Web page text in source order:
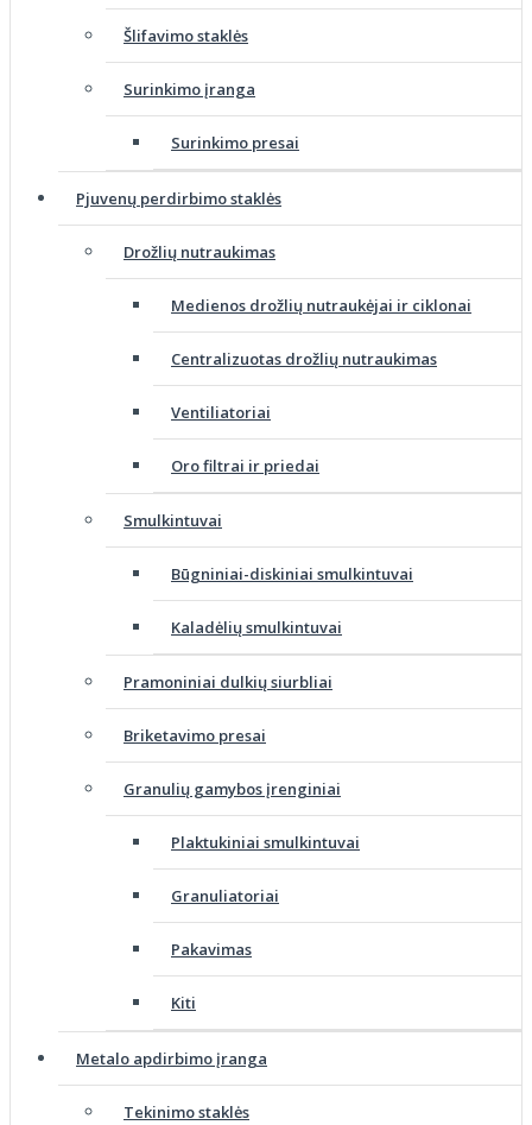
Šlifavimo staklės
Surinkimo įranga
Surinkimo presai
Pjuvenų perdirbimo staklės
Drožlių nutraukimas
Medienos drožlių nutraukėjai ir ciklonai
Centralizuotas drožlių nutraukimas
Ventiliatoriai
Oro filtrai ir priedai
Smulkintuvai
Būgniniai-diskiniai smulkintuvai
Kaladėlių smulkintuvai
Pramoniniai dulkių siurbliai
Briketavimo presai
Granulių gamybos įrenginiai
Plaktukiniai smulkintuvai
Granuliatoriai
Pakavimas
Kiti
Metalo apdirbimo įranga
Tekinimo staklės